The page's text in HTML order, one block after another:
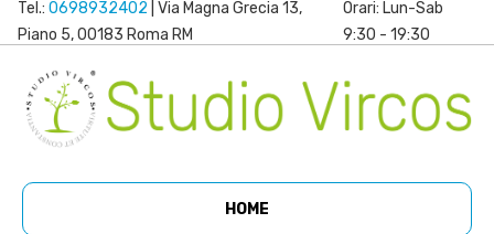
Tel.: 0698932402 | Via Magna Grecia 13,
Piano 5, 00183 Roma RM
Orari: Lun-Sab
9:30 - 19:30
HOME